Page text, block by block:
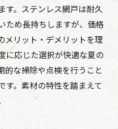
す。ステンレス網戸は耐久
ため長持ちしますが、価格
メリット・デメリットを理
に応じた選択が快適な夏の
的な掃除や点検を行うこと
す。素材の特性を踏まえて